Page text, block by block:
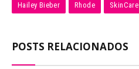
Hailey Bieber Rhode SkinCare
POSTS RELACIONADOS